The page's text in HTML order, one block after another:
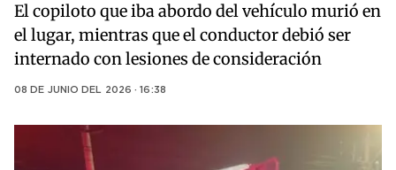
El copiloto que iba abordo del vehículo murió en
el lugar, mientras que el conductor debió ser
internado con lesiones de consideración
08 DE JUNIO DEL 2026 · 16:38